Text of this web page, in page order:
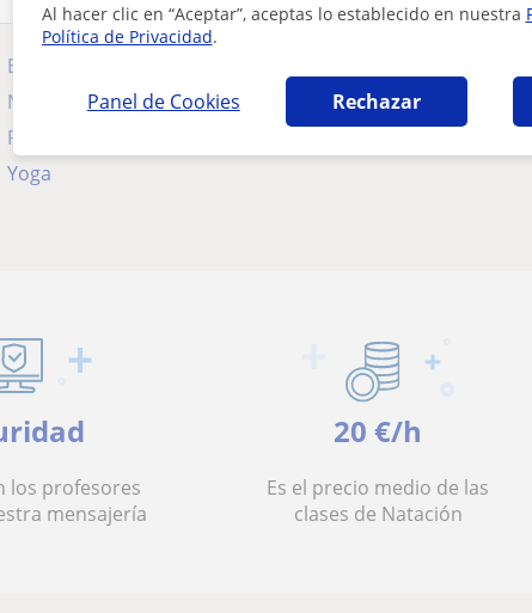
Al hacer clic en “Aceptar”, aceptas lo establecido en nuestra
Política de Privacidad.
Panel de Cookies Rechazar
Entrenador personal
Natación
Padel
Yoga
los profesores
mensajería
20 €/h
Es el precio medio de las
clases de Natación